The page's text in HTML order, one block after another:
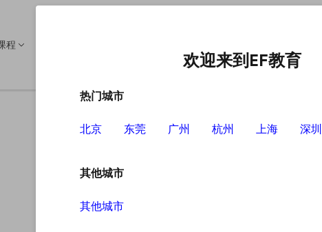
程
欢迎来到EF教育
热门城市
北京 东莞 广州 杭州 上海 深圳
其他城市
其他城市